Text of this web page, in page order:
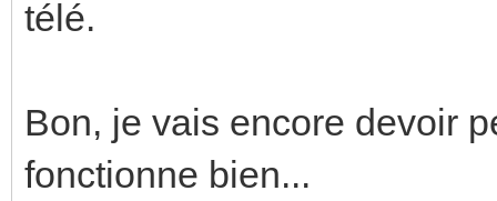
télé.
Bon, je vais encore devoir
fonctionne bien...